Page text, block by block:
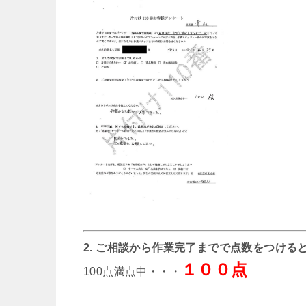
2. ご相談から作業完了までで点数をつける
100点満点中・・・ １００点